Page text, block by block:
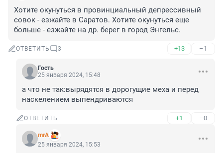
Хотите окунуться в провинциальный депрессивный
совок - езжайте в Саратов. Хотите окунуться еще
больше - езжайте на др. берег в город Энгельс.
ОТВЕТИТЬ 3 +13 –1
Гость
25 января 2024, 15:48
а что не так:вырядятся в дорогущие меха и перед
наскелением выпендриваются
ОТВЕТИТЬ +1 –0
mrA
25 января 2024, 15:53